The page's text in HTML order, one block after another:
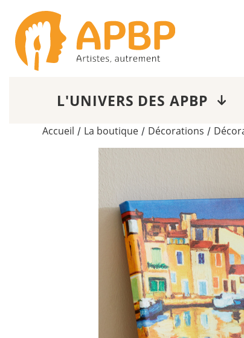
L'UNIVERS DES APBP
Accueil / La boutique / Décorations /